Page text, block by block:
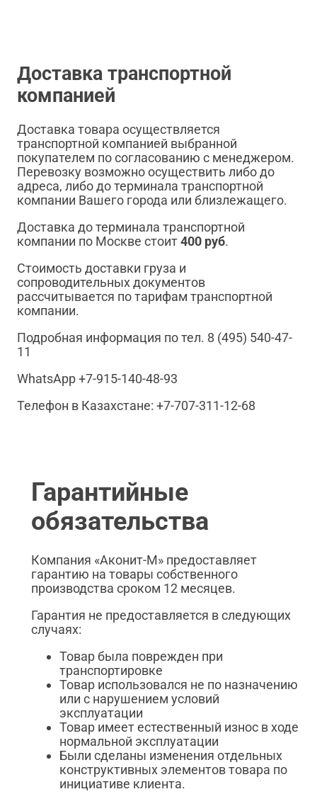
Доставка транспортной
компанией
Доставка товара осуществляется
транспортной компанией выбранной
покупателем по согласованию с менеджером.
Перевозку возможно осуществить либо до
адреса, либо до терминала транспортной
компании Вашего города или близлежащего.
Доставка до терминала транспортной
компании по Москве стоит400 руб.
Стоимость доставки груза и
сопроводительных документов
рассчитывается по тарифам транспортной
компании.
Подробная информация по тел. 8 (495) 540-47-
11
WhatsApp +7-915-140-48-93
Телефон в Казахстане: +7-707-311-12-68
Гарантийные
обязательства
Компания «Аконит-М» предоставляет
гарантию на товары собственного
производства сроком 12 месяцев.
Гарантия не предоставляется в следующих
случаях:
Товар была поврежден при
транспортировке
Товар использовался не по назначению
или с нарушением условий
эксплуатации
Товар имеет естественный износ в ходе
нормальной эксплуатации
Были сделаны изменения отдельных
конструктивных элементов товара по
инициативе клиента.